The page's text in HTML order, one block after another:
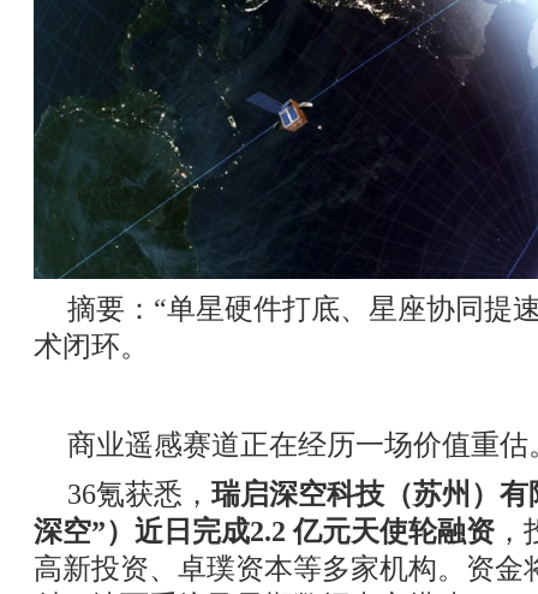
摘要：“单星硬件打底、星座协同提
术闭环。
商业遥感赛道正在经历一场价值重估
36氪获悉，瑞启深空科技（苏州）
深空”）近日完成2.2 亿元天使轮融资
高新投资、卓璞资本等多家机构。资金